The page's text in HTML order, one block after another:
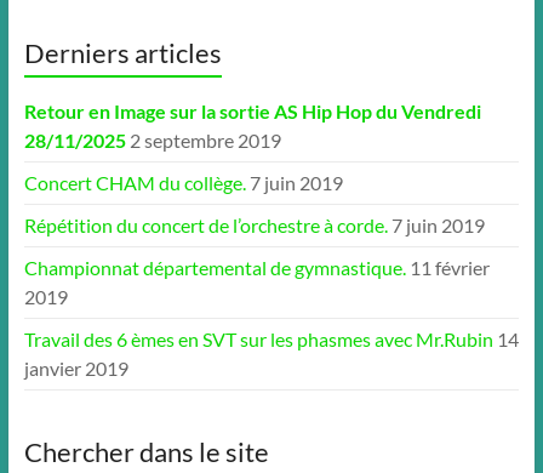
Derniers articles
Retour en Image sur la sortie AS Hip Hop du Vendredi
28/11/2025 2 septembre 2019
Concert CHAM du collège. 7 juin 2019
Répétition du concert de l’orchestre à corde. 7 juin 2019
Championnat départemental de gymnastique. 11 février
2019
Travail des 6 èmes en SVT sur les phasmes avec Mr.Rubin 14
janvier 2019
Chercher dans le site